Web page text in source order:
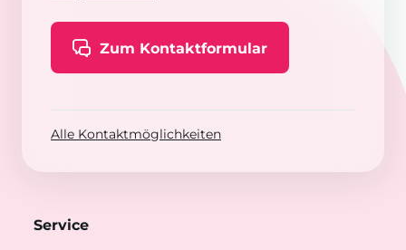
Zum Kontaktformular
Alle Kontaktmöglichkeiten
Service